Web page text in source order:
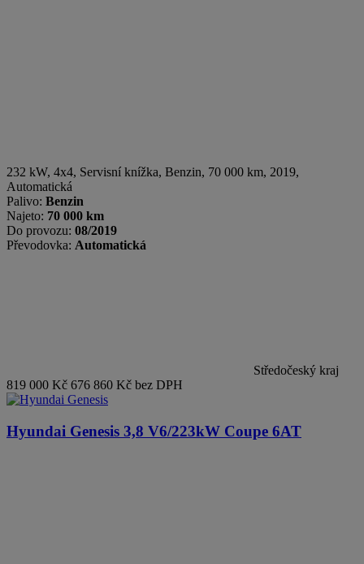
232 kW, 4x4, Servisní knížka, Benzin, 70 000 km, 2019,
Automatická
Palivo: Benzin
Najeto: 70 000 km
Do provozu: 08/2019
Převodovka: Automatická
Středočeský kraj
819 000 Kč 676 860 Kč bez DPH
Hyundai Genesis 3,8 V6/223kW Coupe 6AT